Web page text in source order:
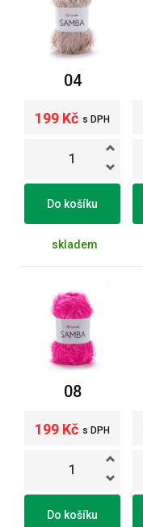
04
199 Kč s DPH
Do košíku
skladem
08
199 Kč s DPH
Do košíku